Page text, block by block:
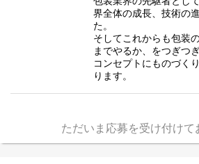
界全体の成長、技術の
た。
そしてこれからも包装
までやるか、をつぎつ
コンセプトにものづく
ります。
ただいま応募を受け付けて